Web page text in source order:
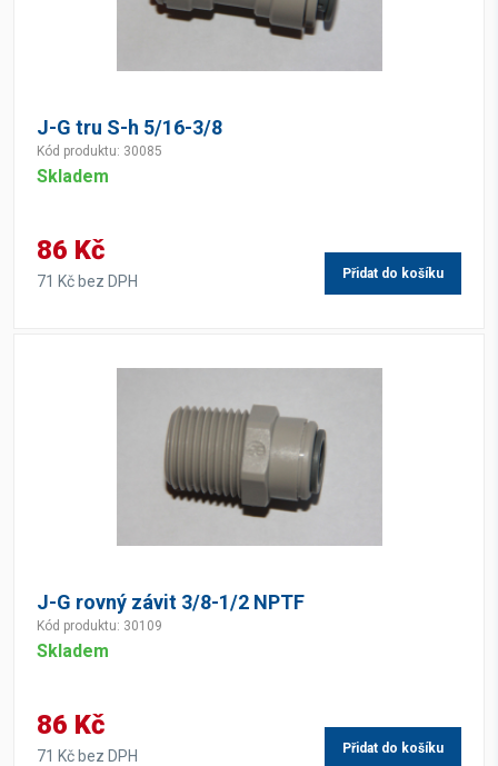
J-G tru S-h 5/16-3/8
Kód produktu: 30085
Skladem
86 Kč
71 Kč bez DPH Přidat do košíku
J-G rovný závit 3/8-1/2 NPTF
Kód produktu: 30109
Skladem
86 Kč
71 Kč bez DPH Přidat do košíku